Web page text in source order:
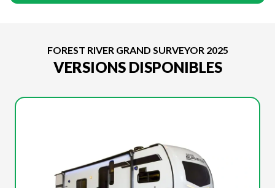
FOREST RIVER GRAND SURVEYOR 2025
VERSIONS DISPONIBLES